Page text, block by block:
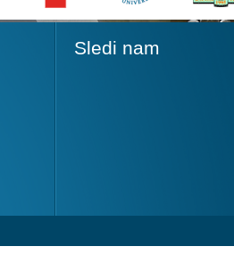
Sledi nam